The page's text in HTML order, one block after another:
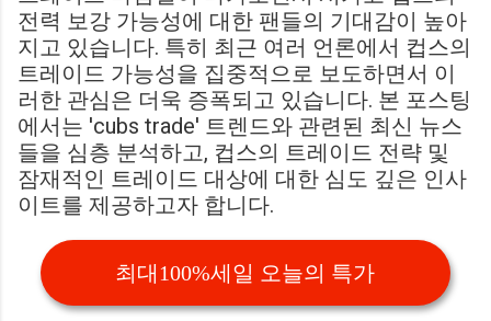
전력 보강 가능성에 대한 팬들의 기대감이 높아
지고 있습니다. 특히 최근 여러 언론에서 컵스의
트레이드 가능성을 집중적으로 보도하면서 이
러한 관심은 더욱 증폭되고 있습니다. 본 포스팅
에서는 'cubs trade' 트렌드와 관련된 최신 뉴스
들을 심층 분석하고, 컵스의 트레이드 전략 및
잠재적인 트레이드 대상에 대한 심도 깊은 인사
이트를 제공하고자 합니다.
최대100%세일 오늘의 특가